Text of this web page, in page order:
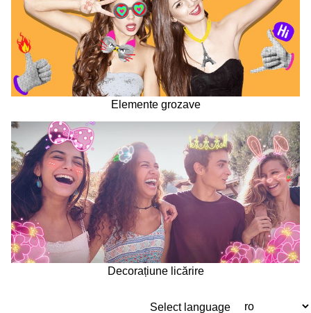
Elemente grozave
Decorațiune licărire
Select language